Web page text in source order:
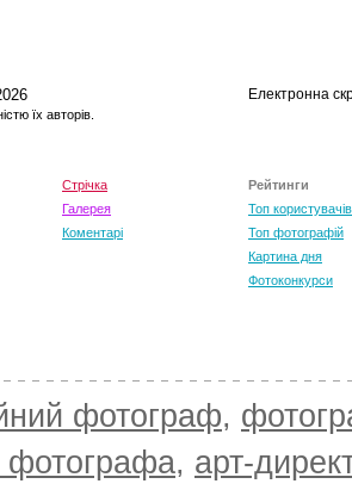
їх авторів.
Електронна
Стрічка
Галерея
Коментарі
Рейтинги
Топ користувачів
Топ фотографій
Картина дня
Фотоконкурси
фотограф,
фотографа, арт-